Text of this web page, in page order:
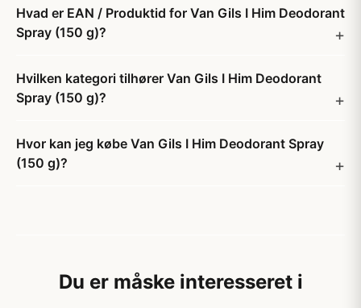
Hvad er EAN / Produktid for Van Gils I Him Deodorant
Spray (150 g)?
Hvilken kategori tilhører Van Gils I Him Deodorant
Spray (150 g)?
Hvor kan jeg købe Van Gils I Him Deodorant Spray
(150 g)?
Du er måske interesseret i